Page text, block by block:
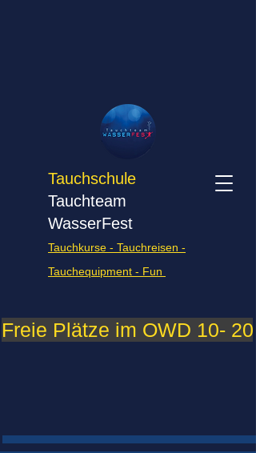
Tauchschule
Tauchteam
WasserFest
Tauchkurse - Tauchreisen -
Tauchequipment - Fun
Freie Plätze im OWD 10-